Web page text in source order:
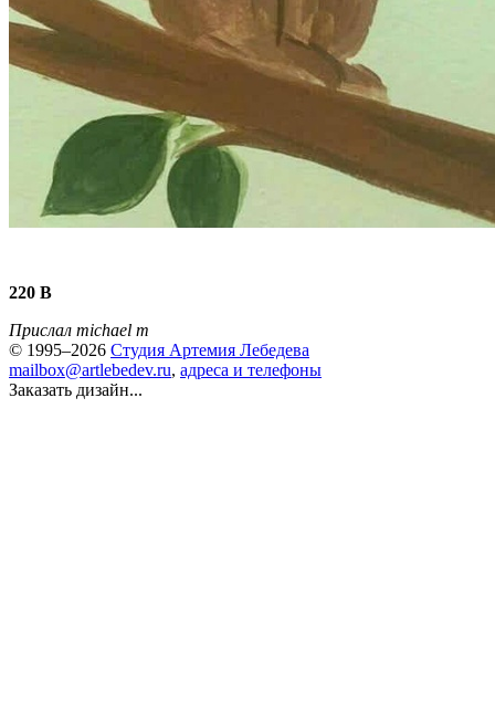
220 В
Прислал michael m
© 1995–2026 Студия Артемия Лебедева
mailbox@artlebedev.ru, адреса и телефоны
Заказать дизайн...